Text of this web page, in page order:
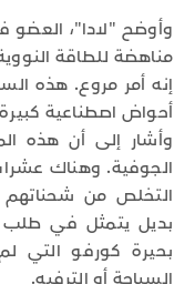
وأوضح "لادا"،
مناهضة للطاقة
إنه أمر مروع. هذه
أحواض اصطناعية
وأشار إلى أن هذه
الجوفية. وهناك
التخلص من
بديل يتمثل في طلب
بحيرة كورفو التي
السياحة أو الترفيه.